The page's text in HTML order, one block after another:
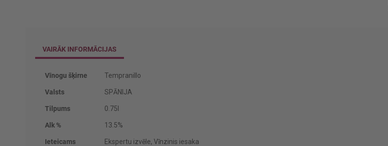
VAIRĀK INFORMĀCIJAS
Vairāk
Vīnogu šķirne Tempranillo
Valsts SPĀNIJA
Tilpums 0.75l
Alk % 13.5%
Ieteicams Ekspertu izvēle, Vīnzinis iesaka